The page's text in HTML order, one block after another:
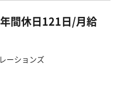
間休日121日/月給
ーションズ